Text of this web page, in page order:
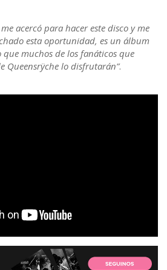
me acercó para hacer este disco y me
esta oportunidad, es un álbum
muchos de los fanáticos que
Queensrÿche lo disfrutarán”.